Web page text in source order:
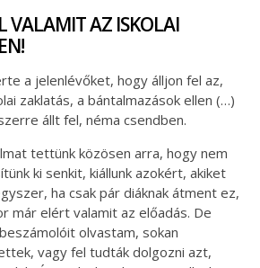
VALAMIT AZ ISKOLAI
a jelenlévőket, hogy álljon fel az,
zaklatás, a bántalmazások ellen (…)
állt fel, néma csendben.
tettünk közösen arra, hogy nem
ki senkit, kiállunk azokért, akiket
ha csak pár diáknak átment ez,
már elért valamit az előadás. De
olvastam, sokan
vagy fel tudták dolgozni azt,